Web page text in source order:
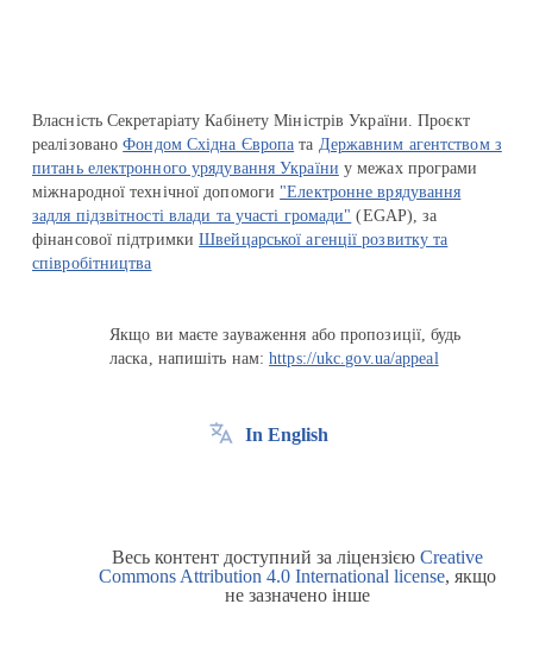
Власність Секретаріату Кабінету Міністрів України. Проєкт
реалізованоФондом Східна Європа та Державним агентством з
питань електронного урядування України у межах програми
міжнародної технічної допомоги "Електронне врядування
задля підзвітності влади та участі громади" (EGAP), за
фінансової підтримкиШвейцарської агенції розвитку та
співробітництва
Якщо ви маєте зауваження або пропозиції, будь
ласка, напишіть нам:https://ukc.gov.ua/appeal
In English
Весь контент доступний за ліцензією Creative
Commons Attribution 4.0 International license, якщо
не зазначено інше